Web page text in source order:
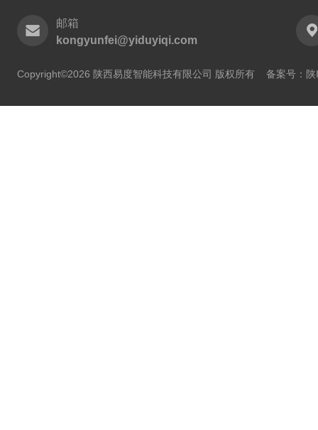
邮箱
kongyunfei@yiduyiqi.com
Copyright©2026 陕西易度智能科技有限公司 版权所有 备案号：